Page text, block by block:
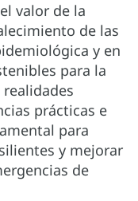
valor de la
de las
y en
para la
prácticas e
para
y mejorar
de